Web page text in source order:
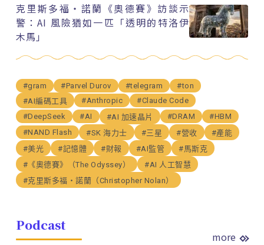
克里斯多福・諾蘭《奧德賽》訪談示
警：AI 風險猶如一匹「透明的特洛伊
木馬」
#gram #Parvel Durov #telegram
#ton
#AI編碼工具
#Anthropic
#Claude Code
#DeepSeek
#AI #AI 加速晶片 #DRAM
#HBM
#NAND Flash
#SK 海力士 #三星 #營收
#產能
#美光
#記憶體 #財報 #AI監管
#馬斯克
#《奧德賽》（The Odyssey）
#AI 人工智慧
#克里斯多福・諾蘭（Christopher Nolan）
Podcast
more